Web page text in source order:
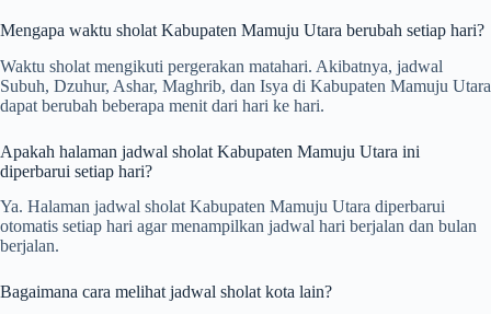
Mengapa waktu sholat Kabupaten Mamuju Utara berubah setiap hari?
Waktu sholat mengikuti pergerakan matahari. Akibatnya, jadwal
Subuh, Dzuhur, Ashar, Maghrib, dan Isya di Kabupaten Mamuju Utara
dapat berubah beberapa menit dari hari ke hari.
Apakah halaman jadwal sholat Kabupaten Mamuju Utara ini
diperbarui setiap hari?
Ya. Halaman jadwal sholat Kabupaten Mamuju Utara diperbarui
otomatis setiap hari agar menampilkan jadwal hari berjalan dan bulan
berjalan.
Bagaimana cara melihat jadwal sholat kota lain?